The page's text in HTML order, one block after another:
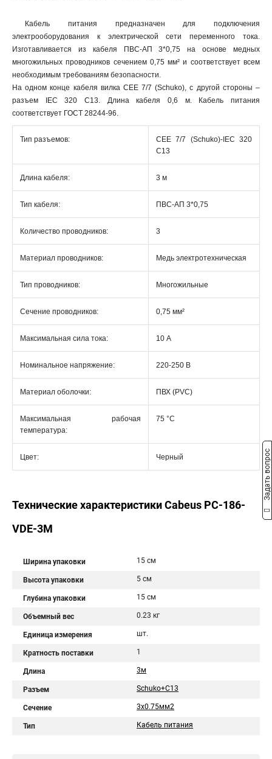
Кабель питания предназначен для подключения
электрооборудования к электрической сети переменного тока.
Изготавливается из кабеля ПВС-АП 3*0,75 на основе медных
многожильных проводников сечением 0,75 мм² и соответствует всем
необходимым требованиям безопасности.
На одном конце кабеля вилка СЕЕ 7/7 (Schuko), с другой стороны ‒
разъем IEC 320 C13. Длина кабеля 0,6 м. Кабель питания
соответствует ГОСТ 28244-96.
Тип разъемов:
СЕЕ 7/7 (Schuko)-IEC 320
C13
Длина кабеля: 3 м
Тип кабеля: ПВС-АП 3*0,75
Количество проводников: 3
Материал проводников: Медь электротехническая
Тип проводников: Многожильные
Сечение проводников: 0,75 мм²
Максимальная сила тока: 10 А
Номинальное напряжение: 220-250 В
Материал оболочки: ПВХ (PVC)
Максимальная рабочая
температура:
75 °С
Цвет: Черный
Технические характеристики Cabeus PC-186-
VDE-3M
Ширина упаковки 15 см
Высота упаковки 5 см
Глубина упаковки 15 см
Объемный вес 0.23 кг
Единица измерения шт.
Кратность поставки 1
Длина 3м
Разъем Schuko+C13
Сечение 3x0.75мм2
Тип Кабель питания
Задать вопрос